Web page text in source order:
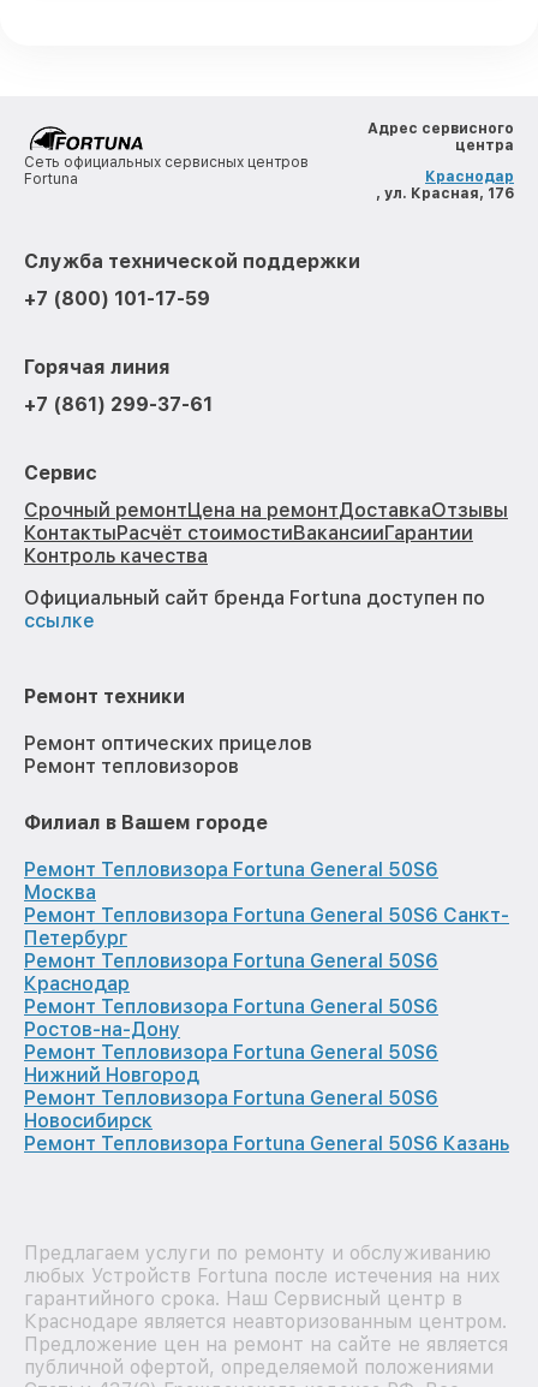
Сеть официальных сервисных центров
Fortuna
Адрес сервисного
центра
Краснодар
, ул. Красная, 176
Служба технической поддержки
+7 (800) 101-17-59
Горячая линия
+7 (861) 299-37-61
Сервис
Срочный ремонтЦена на ремонтДоставкаОтзывы
КонтактыРасчёт стоимостиВакансииГарантии
Контроль качества
Официальный сайт бренда Fortuna доступен по
ссылке
Ремонт техники
Ремонт оптических прицелов
Ремонт тепловизоров
Филиал в Вашем городе
Ремонт Тепловизора Fortuna General 50S6
Москва
Ремонт Тепловизора Fortuna General 50S6 Санкт-
Петербург
Ремонт Тепловизора Fortuna General 50S6
Краснодар
Ремонт Тепловизора Fortuna General 50S6
Ростов-на-Дону
Ремонт Тепловизора Fortuna General 50S6
Нижний Новгород
Ремонт Тепловизора Fortuna General 50S6
Новосибирск
Ремонт Тепловизора Fortuna General 50S6 Казань
Предлагаем услуги по ремонту и обслуживанию
любых Устройств Fortuna после истечения на них
гарантийного срока. Наш Сервисный центр в
Краснодаре является неавторизованным центром.
Предложение цен на ремонт на сайте не является
публичной офертой, определяемой положениями